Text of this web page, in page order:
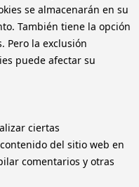
se almacenarán en su
También tiene la opción
Pero la exclusión
puede afectar su
ciertas
del sitio web en
comentarios y otras